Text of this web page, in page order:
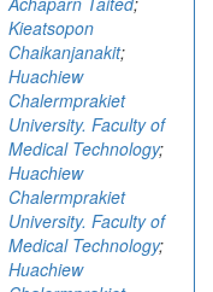
Kieatsopon
Chaikanjanakit;
Huachiew
Chalermprakiet
University. Faculty of
Medical Technology;
Huachiew
Chalermprakiet
University. Faculty of
Medical Technology;
Huachiew